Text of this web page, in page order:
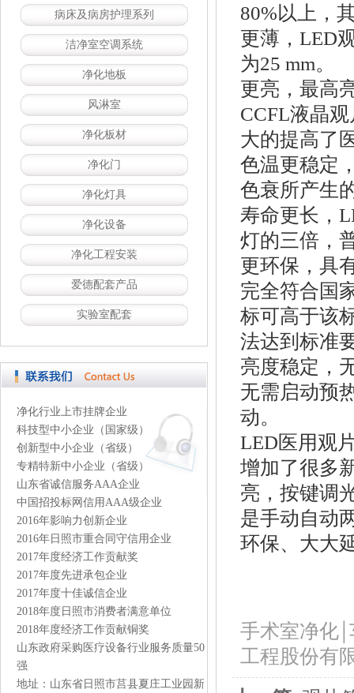
病床及病房护理系列
洁净室空调系统
净化地板
风淋室
净化板材
净化门
净化灯具
净化设备
净化工程安装
爱德配套产品
实验室配套
净化行业上市挂牌企业
科技型中小企业（国家级）
创新型中小企业（省级）
专精特新中小企业（省级）
山东省诚信服务AAA企业
中国招投标网信用AAA级企业
2016年影响力创新企业
2016年日照市重合同守信用企业
2017年度经济工作贡献奖
2017年度先进承包企业
2017年度十佳诚信企业
2018年度日照市消费者满意单位
2018年度经济工作贡献铜奖
山东政府采购医疗设备行业服务质量50
强
地址：山东省日照市莒县夏庄工业园新
80%以上，
更薄，LED
为25 mm。
更亮，最高
CCFL液晶
大的提高了
色温更稳定
色衰所产生
寿命更长，
灯的三倍，
更环保，具
完全符合国
标可高于该
法达到标准
亮度稳定，
无需启动预
动。
LED医用观
增加了很多
亮，按键调
是手动自动
环保、大大
手术室净化
工程股份有